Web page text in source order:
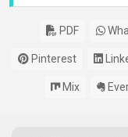
PDF
Pinterest
Mix